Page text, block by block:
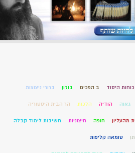
היסוד ב הפכים בוזון ברורי ניצוצות
גאוה הודיה הלכות הר הבית היסטוריה
מהעליון חופה חיצוניות חשיבות לימוד קבלה
טומאה קליפות